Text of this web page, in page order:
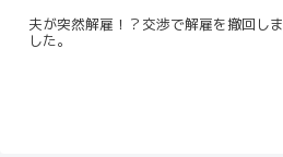
夫が突然解雇！？交渉で解雇を撤回しま
した。